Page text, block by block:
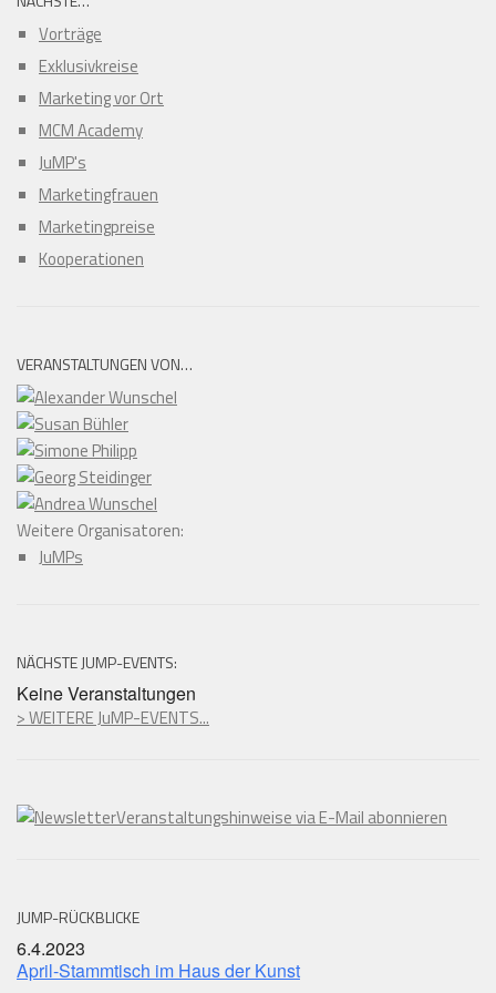
Vorträge
Exklusivkreise
Marketing vor Ort
MCM Academy
JuMP's
Marketingfrauen
Marketingpreise
Kooperationen
VERANSTALTUNGEN VON…
Weitere Organisatoren:
JuMPs
NÄCHSTE JUMP-EVENTS:
Keine Veranstaltungen
> WEITERE JuMP-EVENTS...
Veranstaltungshinweise via E-Mail abonnieren
JUMP-RÜCKBLICKE
6.4.2023
April-Stammtisch im Haus der Kunst